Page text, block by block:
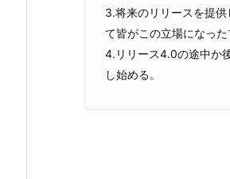
3.将来のリリースを提
て皆がこの立場になっ
4.リリース4.0の途中か
し始める。